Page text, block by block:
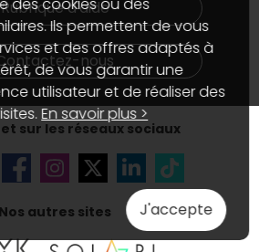
de vente
etcookies
Rubrique d'aide
nous
sur les réseaux sociaux
Nos autres sites
Ils permettent de vous
et des offres adaptés à
de vous garantir une
utilisateur et de réaliser des
En savoir plus >
J'accepte